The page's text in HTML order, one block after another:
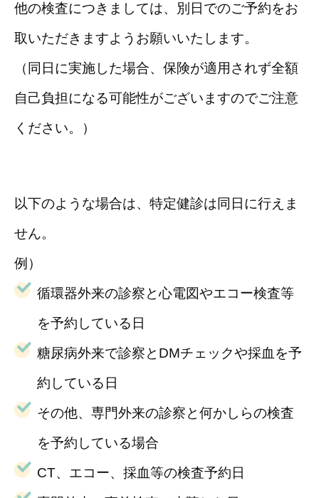
他の検査につきましては、別日でのご予約をお
取いただきますようお願いいたします。
（同日に実施した場合、保険が適用されず全額
自己負担になる可能性がございますのでご注意
ください。）
以下のような場合は、特定健診は同日に行えま
せん。
例）
循環器外来の診察と心電図やエコー検査等
を予約している日
糖尿病外来で診察とDMチェックや採血を予
約している日
その他、専門外来の診察と何かしらの検査
を予約している場合
CT、エコー、採血等の検査予約日